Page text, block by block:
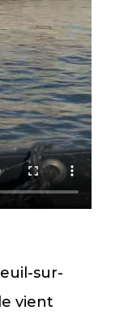
sur-
vient